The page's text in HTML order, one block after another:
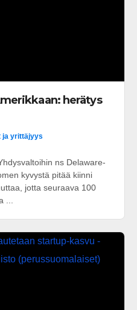
herätys
ja yrittäjyys
ns Delaware-
kyvystä pitää kiinni
jotta seuraava 100
...